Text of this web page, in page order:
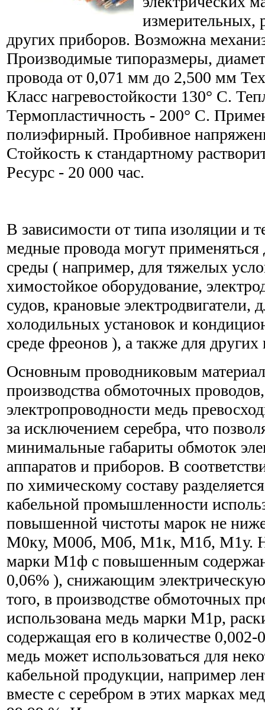
измерительных,
других приборов. Возможна
Производимые типоразмеры,
провода от 0,071 мм до 2,500 мм
Класс нагревостойкости 130° С.
Термопластичность - 200° С.
полиэфирный. Пробивное
Стойкость к стандартному
Ресурс - 20 000 час.
В зависимости от типа изоляции и
медные провода могут
среды ( например, для тяжелых
химостойкое оборудование,
судов, крановые электродвигатели,
холодильных установок и
среде фреонов ), а также для других
Основным проводниковым
производства обмоточных
электропроводности медь
за исключением серебра, что
минимальные габариты обмоток
аппаратов и приборов. В
по химическому составу
кабельной промышленности
повышенной чистоты марок не
М0ку, М00б, М0б, М1к, М1б, М1у.
марки М1ф с повышенным
0,06% ), снижающим
того, в производстве обмоточных
использована медь марки М1р,
содержащая его в количестве 0,002-
медь может использоваться для
кабельной продукции, например
вместе с серебром в этих марках